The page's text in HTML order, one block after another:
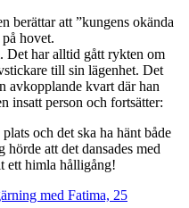
berättar att ”kungens okända
hovet.
Det har alltid gått rykten om
till sin lägenhet. Det
avkopplande kvart där han
insatt person och fortsätter:
och det ska ha hänt både
hörde att det dansades med
ett himla hålligång!
med Fatima, 25